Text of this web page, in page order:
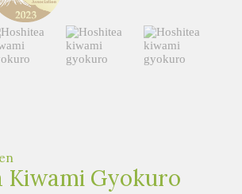
Kiwami Gyokuro